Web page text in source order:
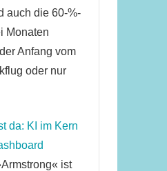
auch die 60-%-
Monaten
Anfang vom
oder nur
da: KI im Kern
ist